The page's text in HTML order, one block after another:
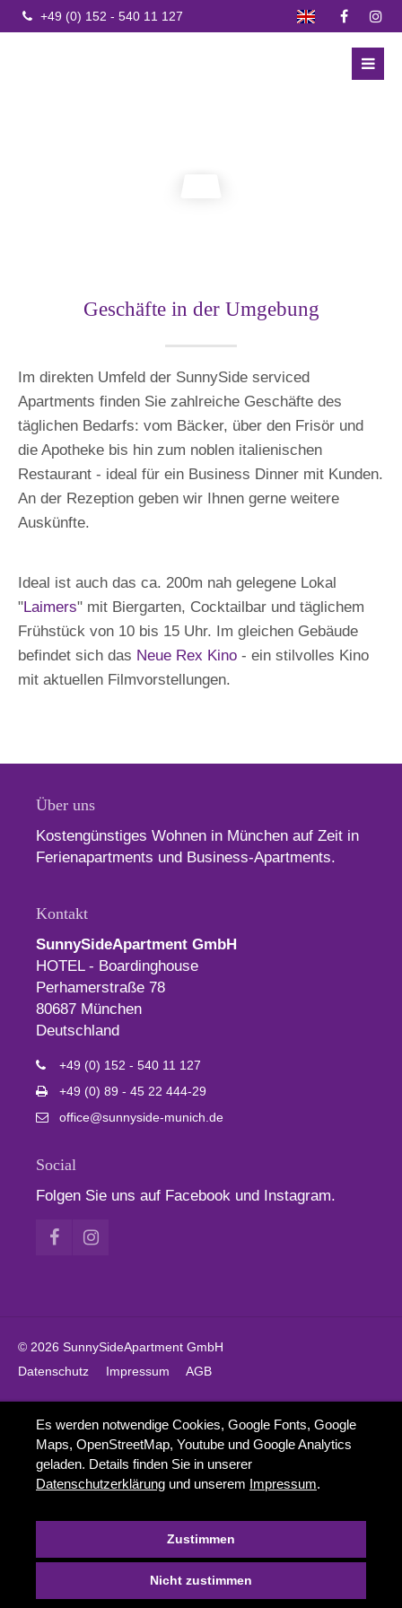
+49 (0) 152 - 540 11 127
Geschäfte in der Umgebung
Im direkten Umfeld der SunnySide serviced
Apartments finden Sie zahlreiche Geschäfte des
täglichen Bedarfs: vom Bäcker, über den Frisör und
die Apotheke bis hin zum noblen italienischen
Restaurant - ideal für ein Business Dinner mit Kunden.
An der Rezeption geben wir Ihnen gerne weitere
Auskünfte.
Ideal ist auch das ca. 200m nah gelegene Lokal
"Laimers" mit Biergarten, Cocktailbar und täglichem
Frühstück von 10 bis 15 Uhr. Im gleichen Gebäude
befindet sich das Neue Rex Kino - ein stilvolles Kino
mit aktuellen Filmvorstellungen.
Über uns
Kostengünstiges Wohnen in München auf Zeit in
Ferienapartments und Business-Apartments.
Kontakt
SunnySideApartment GmbH
HOTEL - Boardinghouse
Perhamerstraße 78
80687 München
Deutschland
+49 (0) 152 - 540 11 127
+49 (0) 89 - 45 22 444-29
office@sunnyside-munich.de
Social
Folgen Sie uns auf Facebook und Instagram.
© 2026 SunnySideApartment GmbH
Datenschutz
Impressum AGB
Es werden notwendige Cookies, Google Fonts, Google
Maps, OpenStreetMap, Youtube und Google Analytics
geladen. Details finden Sie in unserer
Datenschutzerklärung und unserem Impressum.
Zustimmen
Nicht zustimmen